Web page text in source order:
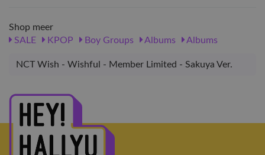
Shop meer
SALE
KPOP Boy Groups Albums Albums
NCT Wish - Wishful - Member Limited - Sakuya Ver.